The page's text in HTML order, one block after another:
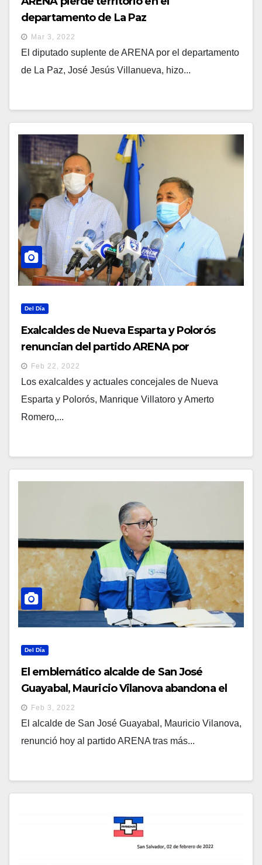
departamento de La Paz
Mar 3, 2022
El diputado suplente de ARENA por el departamento
de La Paz, José Jesús Villanueva, hizo...
Del Día
Exalcaldes de Nueva Esparta y Polorós
renuncian del partido ARENA por
abandonar a la población
Feb 22, 2022
Los exalcaldes y actuales concejales de Nueva
Esparta y Polorós, Manrique Villatoro y Amerto
Romero,...
Del Día
El emblemático alcalde de San José
Guayabal, Mauricio Vilanova abandona el
partido ARENA
Feb 3, 2022
El alcalde de San José Guayabal, Mauricio Vilanova,
renunció hoy al partido ARENA tras más...